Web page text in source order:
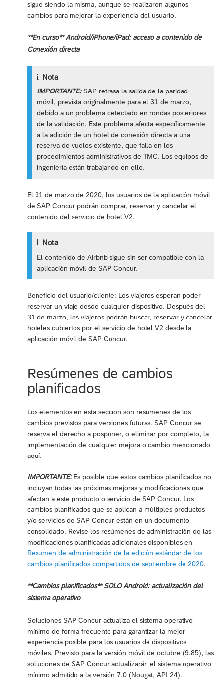
sigue siendo la misma, aunque se realizaron algunos
cambios para mejorar la experiencia del usuario.
**En curso** Android/iPhone/iPad: acceso a contenido de
Conexión directa
Nota
IMPORTANTE:SAP retrasa la salida de la paridad
móvil, prevista originalmente para el 31 de marzo,
debido a un problema detectado en rondas posteriores
de la validación. Este problema afecta específicamente
a la adición de un hotel de conexión directa a una
reserva de vuelos existente, que falla en los
procedimientos administrativos de TMC. Los equipos de
ingeniería están trabajando en ello.
El 31 de marzo de 2020, los usuarios de la aplicación móvil
de SAP Concur podrán comprar, reservar y cancelar el
contenido del servicio de hotel V2.
Nota
El contenido de Airbnb sigue sin ser compatible con la
aplicación móvil de SAP Concur.
Beneficio del usuario/cliente: Los viajeros esperan poder
reservar un viaje desde cualquier dispositivo. Después del
31 de marzo, los viajeros podrán buscar, reservar y cancelar
hoteles cubiertos por el servicio de hotel V2 desde la
aplicación móvil de SAP Concur.
Resúmenes de cambios
planificados
Los elementos en esta sección son resúmenes de los
cambios previstos para versiones futuras. SAP Concur se
reserva el derecho a posponer, o eliminar por completo, la
implementación de cualquier mejora o cambio mencionado
aquí.
IMPORTANTE:Es posible que estos cambios planificados no
incluyan todas las próximas mejoras y modificaciones que
afectan a este producto o servicio de SAP Concur. Los
cambios planificados que se aplican a múltiples productos
y/o servicios de SAP Concur están en un documento
consolidado. Revise los resúmenes de administración de las
modificaciones planificadas adicionales disponibles en
Resumen de administración de la edición estándar de los
cambios planificados compartidos de septiembre de 2020.
**Cambios planificados** SOLO Android: actualización del
sistema operativo
Soluciones SAP Concur actualiza el sistema operativo
mínimo de forma frecuente para garantizar la mejor
experiencia posible para los usuarios de dispositivos
móviles. Previsto para la versión móvil de octubre (9.85), las
soluciones de SAP Concur actualizarán el sistema operativo
mínimo admitido a la versión 7.0 (Nougat, API 24).